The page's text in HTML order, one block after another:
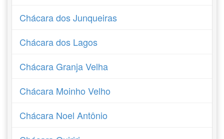
Chácara dos Junqueiras
Chácara dos Lagos
Chácara Granja Velha
Chácara Moinho Velho
Chácara Noel Antônio